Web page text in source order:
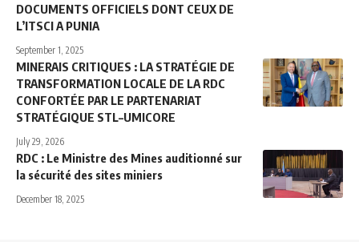
DOCUMENTS OFFICIELS DONT CEUX DE
L’ITSCI A PUNIA
September 1, 2025
MINERAIS CRITIQUES : LA STRATÉGIE DE
TRANSFORMATION LOCALE DE LA RDC
CONFORTÉE PAR LE PARTENARIAT
STRATÉGIQUE STL–UMICORE
July 29, 2026
RDC : Le Ministre des Mines auditionné sur
la sécurité des sites miniers
December 18, 2025